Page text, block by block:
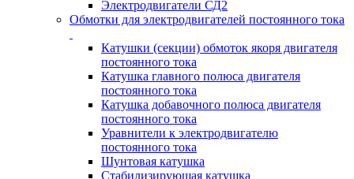
Электродвигатели СД2
Обмотки для электродвигателей постоянного тока
Катушки (секции) обмоток якоря двигателя
постоянного тока
Катушка главного полюса двигателя
постоянного тока
Катушка добавочного полюса двигателя
постоянного тока
Уравнители к электродвигателю
постоянного тока
Шунтовая катушка
Стабилизирующая катушка